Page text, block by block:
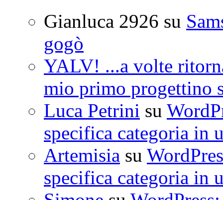
Gianluca 2926 su
gogò
YALV! ...a volte
mio primo progettino
Luca Petrini su
specifica categoria in
Artemisia su
specifica categoria in